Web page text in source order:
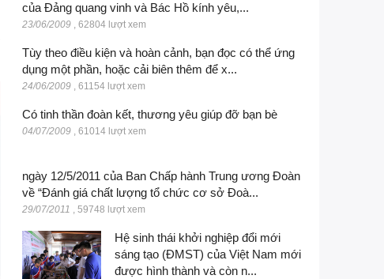
của Đảng quang vinh và Bác Hồ kính yêu,...
23/06/2009 ,62804 lượt xem
Tùy theo điều kiện và hoàn cảnh, bạn đọc có thể ứng
dụng một phần, hoặc cải biên thêm để x...
24/06/2009 ,61154 lượt xem
Có tinh thần đoàn kết, thương yêu giúp đỡ bạn bè
04/07/2009 ,61014 lượt xem
ngày 12/5/2011 của Ban Chấp hành Trung ương Đoàn
về “Đánh giá chất lượng tổ chức cơ sở Đoà...
29/07/2011 ,59748 lượt xem
Hệ sinh thái khởi nghiệp đổi mới
sáng tạo (ĐMST) của Việt Nam mới
được hình thành và còn n...